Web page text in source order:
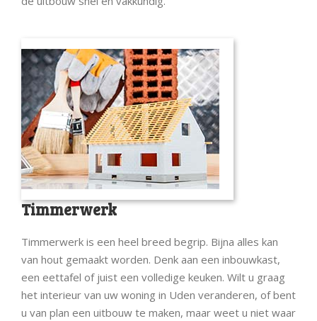
Timmerwerk
Timmerwerk is een heel breed begrip. Bijna alles kan
van hout gemaakt worden. Denk aan een inbouwkast,
een eettafel of juist een volledige keuken. Wilt u graag
het interieur van uw woning in Uden veranderen, of bent
u van plan een uitbouw te maken, maar weet u niet waar